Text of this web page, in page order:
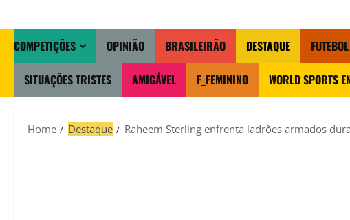
COMPETIÇÕES OPINIÃO BRASILEIRÃO DESTAQUE
SITUAÇÕES TRISTES AMIGÁVEL F_FEMININO WORLD SPORTS
Home Destaque Raheem Sterling enfrenta ladrões armados